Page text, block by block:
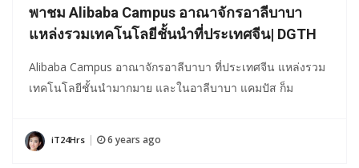
พาชม Alibaba Campus อาณาจักรอาลีบาบา
แหล่งรวมเทคโนโลยีชั้นนำที่ประเทศจีน| DGTH
Alibaba Campus อาณาจักรอาลีบาบา ที่ประเทศจีน แหล่งรวม
เทคโนโลยีชั้นนำมากมาย และในอาลีบาบา แคมปัส ก็ม
iT24Hrs 6 years ago